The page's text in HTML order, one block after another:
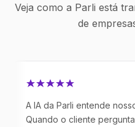
Veja como a Parli está
de
da Parli entende nosso
o cliente pergunta sobre